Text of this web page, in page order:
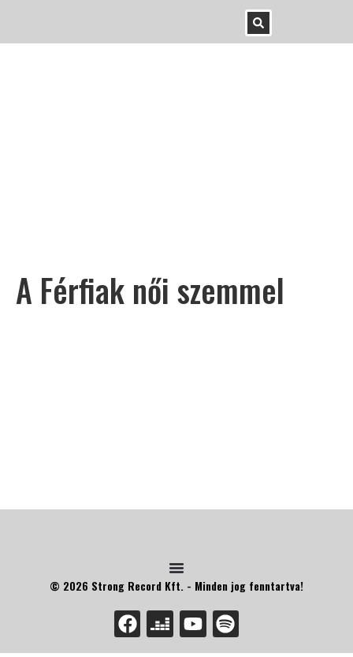
A Férfiak női szemmel
© 2026 Strong Record Kft. - Minden jog fenntartva!